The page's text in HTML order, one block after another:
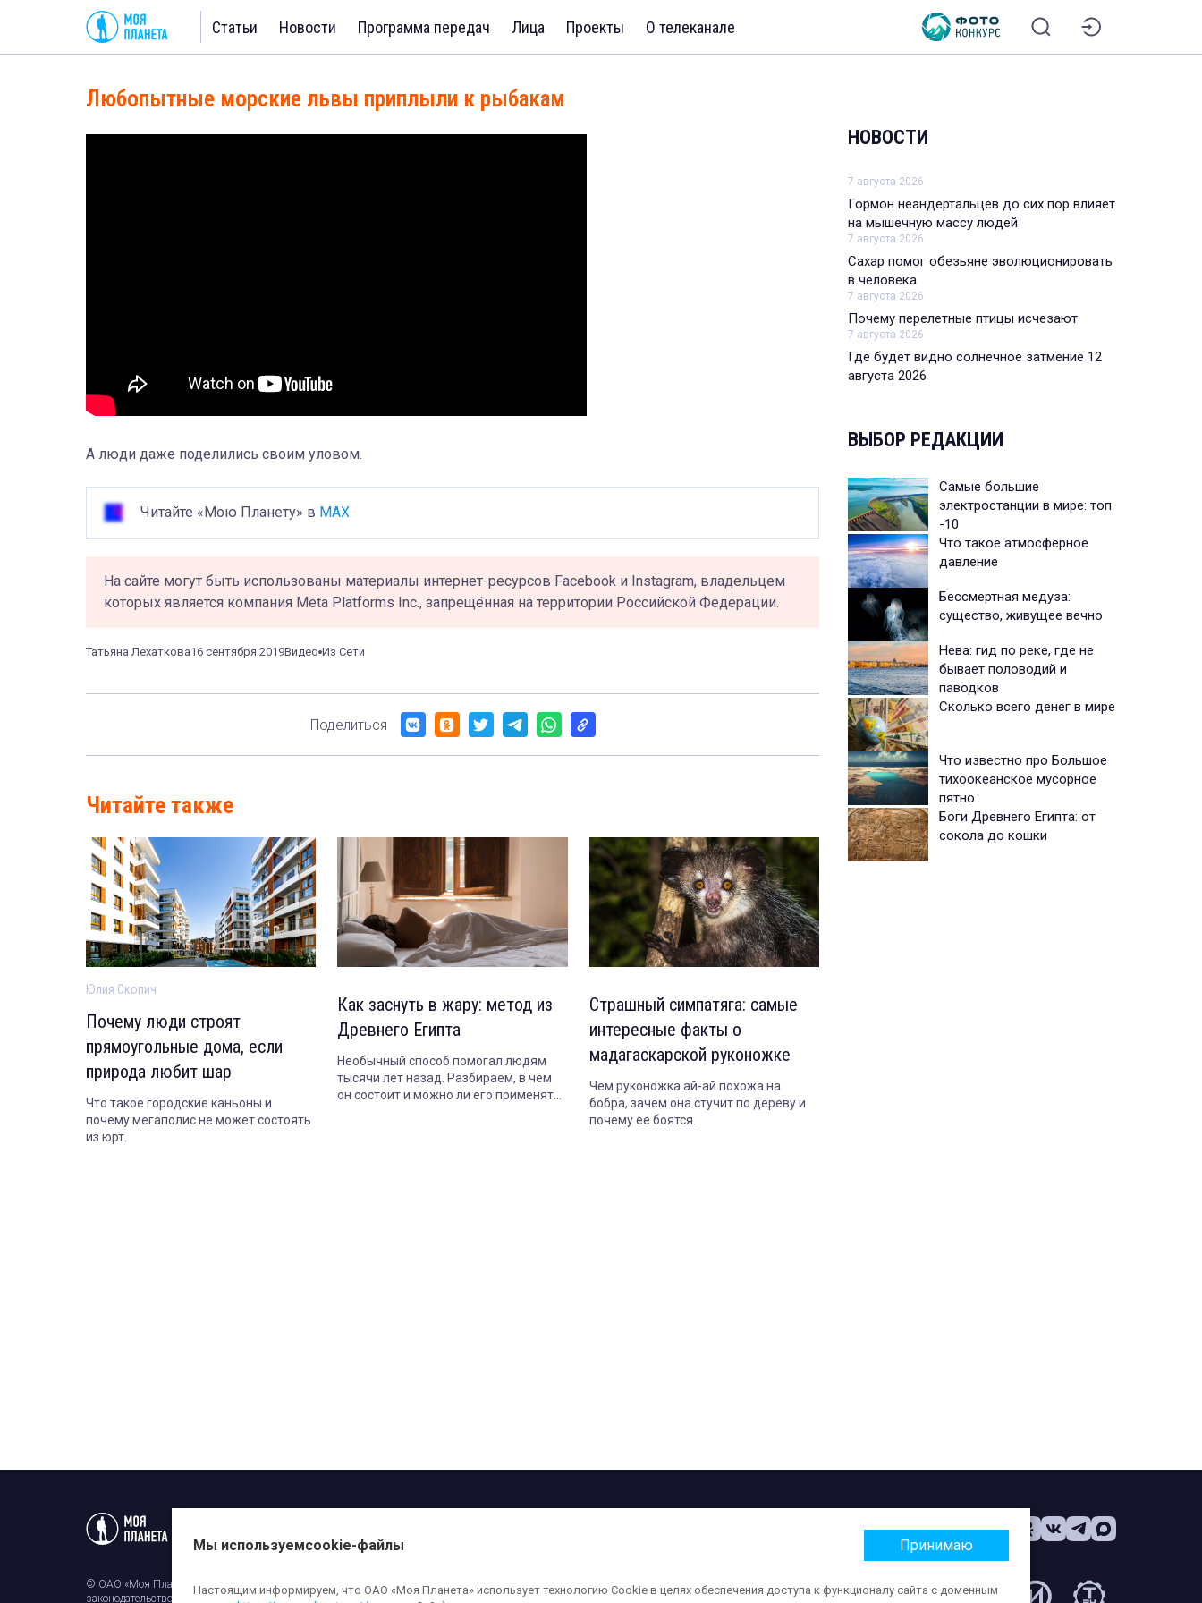
Статьи Новости Программа передач Лица Проекты О телеканале
Любопытные морские львы приплыли к рыбакам
А люди даже поделились своим уловом.
Читайте «Мою Планету» в MAX
На сайте могут быть использованы материалы интернет-ресурсов Facebook и Instagram, владельцем
которых является компания Meta Platforms Inc., запрещённая на территории Российской Федерации.
Татьяна Лехаткова16 сентября 2019Видео Из Сети
Поделиться
Читайте также
Юлия Скопич
Почему люди строят
прямоугольные дома, если
природа любит шар
Что такое городские каньоны и
почему мегаполис не может состоять
из юрт.
Как заснуть в жару: метод из
Древнего Египта
Необычный способ помогал людям
тысячи лет назад. Разбираем, в чем
он состоит и можно ли его применять
Страшный симпатяга: самые
интересные факты о
мадагаскарской руконожке
Чем руконожка ай-ай похожа на
бобра, зачем она стучит по дереву и
почему ее боятся.
НОВОСТИ
7 августа 2026
Гормон неандертальцев до сих пор влияет
на мышечную массу людей
7 августа 2026
Сахар помог обезьяне эволюционировать
в человека
7 августа 2026
Почему перелетные птицы исчезают
7 августа 2026
Где будет видно солнечное затмение 12
августа 2026
ВЫБОР РЕДАКЦИИ
Самые большие
электростанции в мире: топ
-10
Что такое атмосферное
давление
Бессмертная медуза:
существо, живущее вечно
Нева: гид по реке, где не
бывает половодий и
паводков
Сколько всего денег в мире
Что известно про Большое
тихоокеанское мусорное
пятно
Боги Древнего Египта: от
сокола до кошки
© ОАО «Моя Планета». Все права на любые материалы, опубликованные на сайте, защищены в соответствии с российским и международным
законодательством об авторском праве и смежных правах. Использование любых аудио-, фото- и видеоматериалов, размещенных на сайте,
Мы используемcookie-файлы Принимаю
Настоящим информируем, что ОАО «Моя Планета» использует технологию Cookie в целях обеспечения доступа к функционалу сайта с доменным